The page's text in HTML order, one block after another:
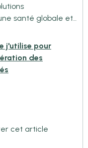
santé globale et
j'utilise pour
des
cet article